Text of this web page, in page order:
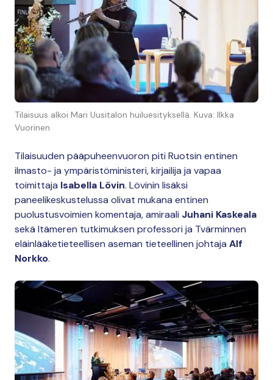
Tilaisuus alkoi Mari Uusitalon huiluesityksellä. Kuva: Ilkka
Vuorinen
Tilaisuuden pääpuheenvuoron piti Ruotsin entinen
ilmasto- ja ympäristöministeri, kirjailija ja vapaa
toimittaja Isabella Lövin. Lövinin lisäksi
paneelikeskustelussa olivat mukana entinen
puolustusvoimien komentaja, amiraali Juhani Kaskeala
sekä Itämeren tutkimuksen professori ja Tvärminnen
eläinlääketieteellisen aseman tieteellinen johtaja Alf
Norkko.